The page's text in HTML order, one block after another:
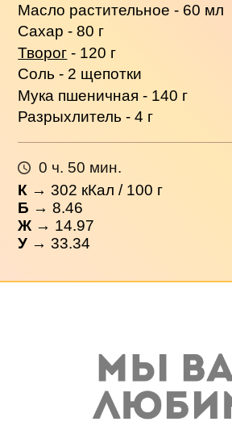
Масло растительное - 60 мл
Сахар - 80 г
Творог - 120 г
Соль - 2 щепотки
Мука пшеничная - 140 г
Разрыхлитель - 4 г
0 ч. 50 мин.
К →302 кКал / 100 г
Б → 8.46
Ж → 14.97
У → 33.34